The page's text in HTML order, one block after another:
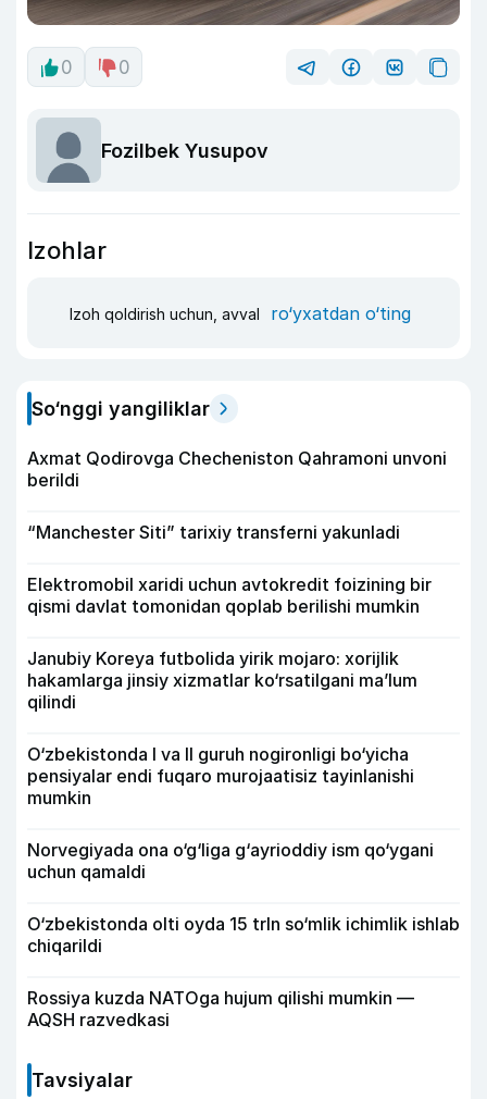
0 0
Fozilbek Yusupov
Izohlar
Izoh qoldirish uchun, avval ro‘yxatdan o‘ting
So‘nggi yangiliklar
Axmat Qodirovga Checheniston Qahramoni unvoni
berildi
“Manchester Siti” tarixiy transferni yakunladi
Elektromobil xaridi uchun avtokredit foizining bir
qismi davlat tomonidan qoplab berilishi mumkin
Janubiy Koreya futbolida yirik mojaro: xorijlik
hakamlarga jinsiy xizmatlar ko‘rsatilgani ma’lum
qilindi
O‘zbekistonda I va II guruh nogironligi bo‘yicha
pensiyalar endi fuqaro murojaatisiz tayinlanishi
mumkin
Norvegiyada ona o‘g‘liga g‘ayrioddiy ism qo‘ygani
uchun qamaldi
O‘zbekistonda olti oyda 15 trln so‘mlik ichimlik ishlab
chiqarildi
Rossiya kuzda NATOga hujum qilishi mumkin —
AQSH razvedkasi
Tavsiyalar